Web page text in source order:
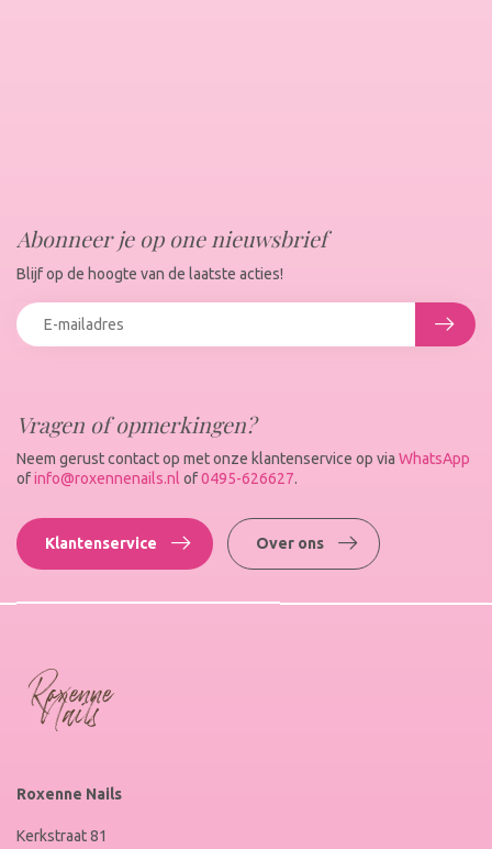
Vragen of opmerkingen?
Neem gerust contact op met onze klantenservice op via WhatsApp
ofinfo@roxennenails.nl of0495-626627.
Klantenservice Over ons
Abonneer je op one nieuwsbrief
Blijf op de hoogte van de laatste acties!
Roxenne Nails
Kerkstraat 81